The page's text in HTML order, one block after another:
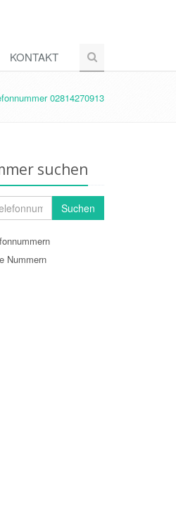
KONTAKT
02814270913
suchen
Suchen
Nummern